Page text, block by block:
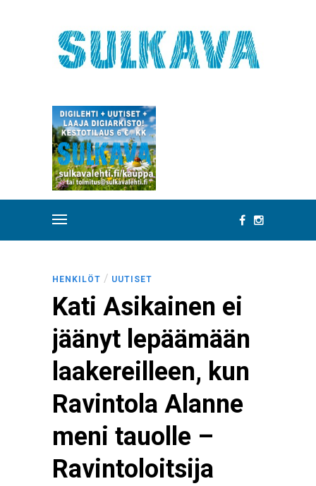
HENKILÖT / UUTISET
Kati Asikainen ei
jäänyt lepäämään
laakereilleen, kun
Ravintola Alanne
meni tauolle –
Ravintoloitsija